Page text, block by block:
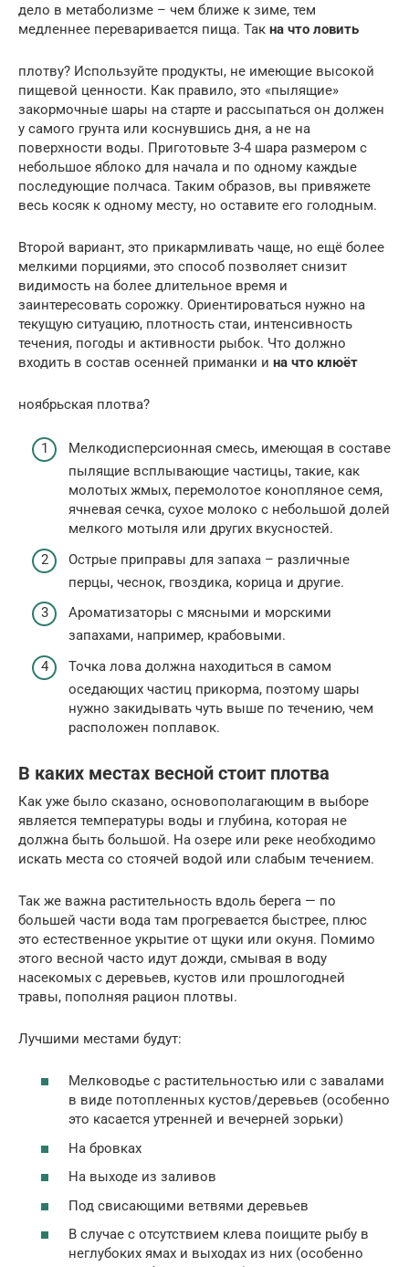
дело в метаболизме – чем ближе к зиме, тем
медленнее переваривается пища. Так на что ловить
плотву? Используйте продукты, не имеющие высокой
пищевой ценности. Как правило, это «пылящие»
закормочные шары на старте и рассыпаться он должен
у самого грунта или коснувшись дня, а не на
поверхности воды. Приготовьте 3-4 шара размером с
небольшое яблоко для начала и по одному каждые
последующие полчаса. Таким образов, вы привяжете
весь косяк к одному месту, но оставите его голодным.
Второй вариант, это прикармливать чаще, но ещё более
мелкими порциями, это способ позволяет снизит
видимость на более длительное время и
заинтересовать сорожку. Ориентироваться нужно на
текущую ситуацию, плотность стаи, интенсивность
течения, погоды и активности рыбок. Что должно
входить в состав осенней приманки и на что клюёт
ноябрьская плотва?
Мелкодисперсионная смесь, имеющая в составе
пылящие всплывающие частицы, такие, как
молотых жмых, перемолотое конопляное семя,
ячневая сечка, сухое молоко с небольшой долей
мелкого мотыля или других вкусностей.
Острые приправы для запаха – различные
перцы, чеснок, гвоздика, корица и другие.
Ароматизаторы с мясными и морскими
запахами, например, крабовыми.
Точка лова должна находиться в самом
оседающих частиц прикорма, поэтому шары
нужно закидывать чуть выше по течению, чем
расположен поплавок.
В каких местах весной стоит плотва
Как уже было сказано, основополагающим в выборе
является температуры воды и глубина, которая не
должна быть большой. На озере или реке необходимо
искать места со стоячей водой или слабым течением.
Так же важна растительность вдоль берега — по
большей части вода там прогревается быстрее, плюс
это естественное укрытие от щуки или окуня. Помимо
этого весной часто идут дожди, смывая в воду
насекомых с деревьев, кустов или прошлогодней
травы, пополняя рацион плотвы.
Лучшими местами будут:
Мелководье с растительностью или с завалами
в виде потопленных кустов/деревьев (особенно
это касается утренней и вечерней зорьки)
На бровках
На выходе из заливов
Под свисающими ветвями деревьев
В случае с отсутствием клева поищите рыбу в
неглубоких ямах и выходах из них (особенно